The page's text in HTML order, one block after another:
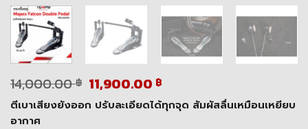
14,000.00฿ Original
price
was:
11,900.00 ฿Current
price
is:
ตีเบาเสียงยังออก ปรับละเอียดได้ทุกจุด สัมผัสลื่นเหมือนเหยียบ
อากาศ